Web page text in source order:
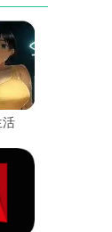
活